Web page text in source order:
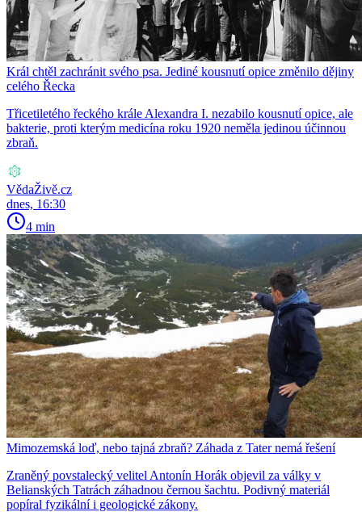
Král chtěl zachránit svého psa. Jediné kousnutí opice změnilo dějiny
celého Řecka
Třicetiletého řeckého krále Alexandra I. nezabilo kousnutí opice, ale
bakterie, proti kterým medicína roku 1920 neměla jedinou účinnou
zbraň.
VědaŽivě.cz
dnes, 16:30
4 min
Mimozemská loď, nebo tajná zbraň? Záhada z Tater nemá řešení
Zraněný povstalecký velitel Antonín Horák objevil za války v
Belianských Tatrách záhadnou černou šachtu. Podivný materiál
popíral fyzikální i geologické zákony.